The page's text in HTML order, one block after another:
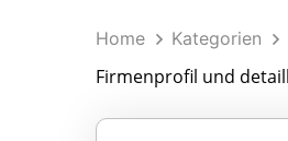
Home Kategorien
Firmenprofil und